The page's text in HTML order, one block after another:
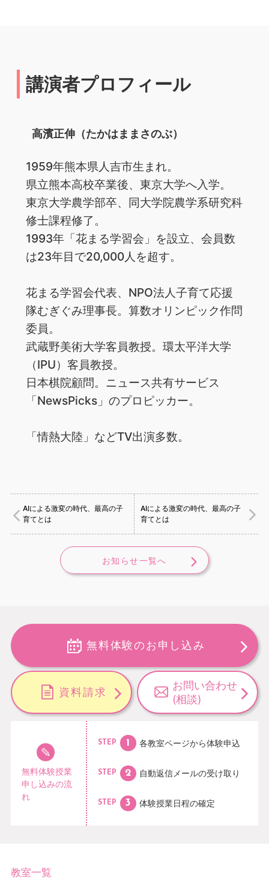
講演者プロフィール
高濱正伸（たかはままさのぶ）
1959年熊本県人吉市生まれ。
県立熊本高校卒業後、東京大学へ入学。
東京大学農学部卒、同大学院農学系研究科
修士課程修了。
1993年「花まる学習会」を設立、会員数
は23年目で20,000人を超す。
花まる学習会代表、NPO法人子育て応援
隊むぎぐみ理事長。算数オリンピック作問
委員。
武蔵野美術大学客員教授。環太平洋大学
（IPU）客員教授。
日本棋院顧問。ニュース共有サービス
「NewsPicks」のプロピッカー。
「情熱大陸」などTV出演多数。
AIによる激変の時代、最高の子
育てとは
AIによる激変の時代、最高の子
育てとは
お知らせ一覧へ
無料体験のお申し込み
資料請求
お問い合わせ
(相談)
無料体験授業
申し込みの流
れ
STEP 各教室ページから体験申込
STEP 自動返信メールの受け取り
STEP 体験授業日程の確定
教室一覧